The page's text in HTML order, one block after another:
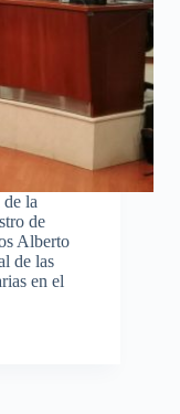
la
de
Alberto
de las
en el